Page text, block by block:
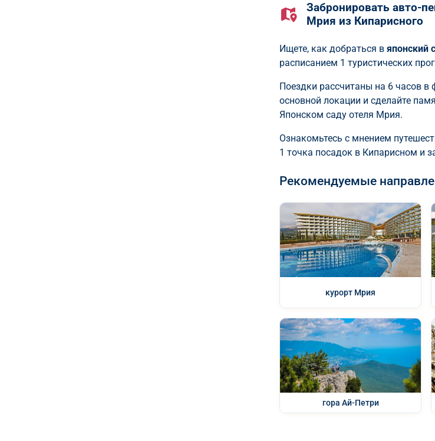
Забронировать авто-
Мрия из Кипарисного
Ищете, как добраться в японский
расписанием 1 туристических
Поездки рассчитаны на 6 часов
основной локации и сделайте
Японском саду отеля Мрия.
Ознакомьтесь с мнением
1 точка посадок в Кипарисном и
Рекомендуемые
курорт Мрия
гора Ай-Петри